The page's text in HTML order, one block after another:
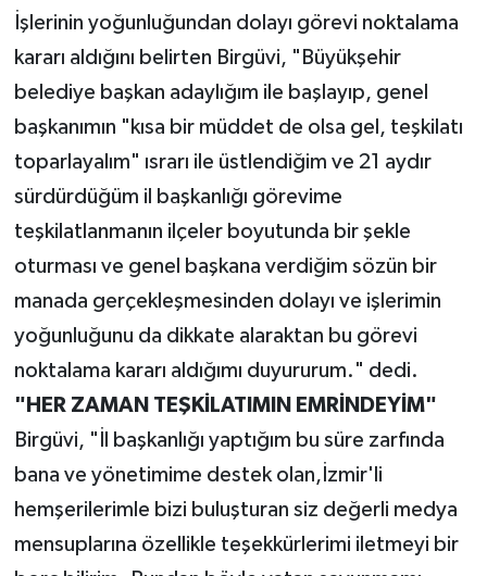
İşlerinin yoğunluğundan dolayı görevi noktalama
kararı aldığını belirten Birgüvi, "Büyükşehir
belediye başkan adaylığım ile başlayıp, genel
başkanımın "kısa bir müddet de olsa gel, teşkilatı
toparlayalım" ısrarı ile üstlendiğim ve 21 aydır
sürdürdüğüm il başkanlığı görevime
teşkilatlanmanın ilçeler boyutunda bir şekle
oturması ve genel başkana verdiğim sözün bir
manada gerçekleşmesinden dolayı ve işlerimin
yoğunluğunu da dikkate alaraktan bu görevi
noktalama kararı aldığımı duyururum." dedi.
"HER ZAMAN TEŞKİLATIMIN EMRİNDEYİM"
Birgüvi, "İl başkanlığı yaptığım bu süre zarfında
bana ve yönetimime destek olan,İzmir'li
hemşerilerimle bizi buluşturan siz değerli medya
mensuplarına özellikle teşekkürlerimi iletmeyi bir